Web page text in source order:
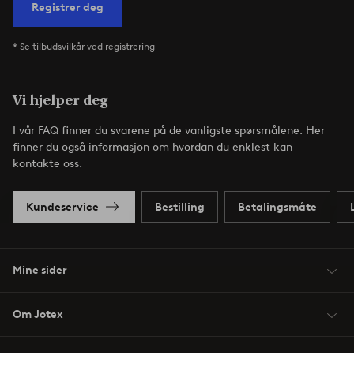
Registrer deg
* Se tilbudsvilkår ved registrering
Vi hjelper deg
I vår FAQ finner du svarene på de vanligste spørsmålene. Her
finner du også informasjon om hvordan du enklest kan
kontakte oss.
Kundeservice Bestilling Betalingsmåte
Mine sider
Om Jotex